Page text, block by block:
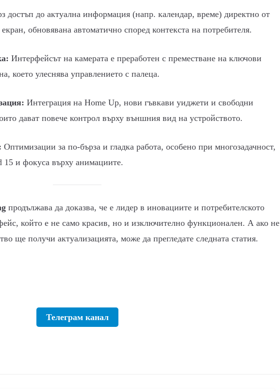
достъп до актуална информация (напр. календар, време) директно от
обновявана автоматично според контекста на потребителя.
Интерфейсът на камерата е преработен с преместване на ключови
което улеснява управлението с палеца.
Интеграция на Home Up, нови гъвкави уиджети и свободни
дават повече контрол върху външния вид на устройството.
Оптимизации за по-бърза и гладка работа, особено при многозадачност,
15 и фокуса върху анимациите.
продължава да доказва, че е лидер в иновациите и потребителското
който е не само красив, но и изключително функционален. А ако не
ще получи актуализацията, може да прегледате следната статия.
Телеграм канал